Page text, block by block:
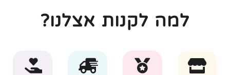
למה לקנות אצלנו?